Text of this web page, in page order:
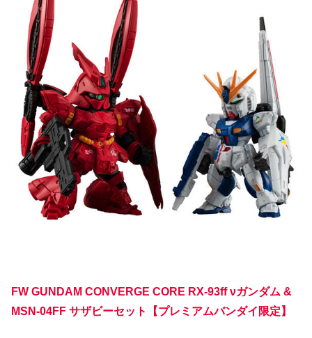
FW GUNDAM CONVERGE CORE RX-93ff νガンダム &
MSN-04FF サザビーセット【プレミアムバンダイ限定】